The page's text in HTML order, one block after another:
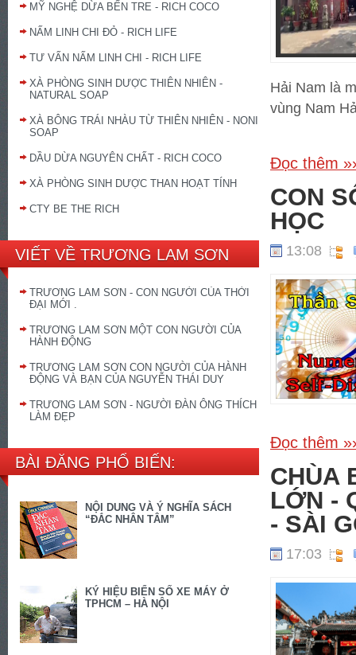
MỸ NGHỆ DỪA BẾN TRE - RICH COCO
NẤM LINH CHI ĐỎ - RICH LIFE
TƯ VẤN NẤM LINH CHI - RICH LIFE
XÀ PHÒNG SINH DƯỢC THIÊN NHIÊN -
NATURAL SOAP
XÀ BÔNG TRÁI NHÀU TỪ THIÊN NHIÊN - NONI
SOAP
DẦU DỪA NGUYÊN CHẤT - RICH COCO
XÀ PHÒNG SINH DƯỢC THAN HOẠT TÍNH
CTY BE THE RICH
VIẾT VỀ TRƯƠNG LAM SƠN
TRƯƠNG LAM SƠN - CON NGƯỜI CỦA THỜI
ĐẠI MỚI .
TRƯƠNG LAM SƠN MỘT CON NGƯỜI CỦA
HÀNH ĐỘNG
TRƯƠNG LAM SƠN CON NGƯỜI CỦA HÀNH
ĐỘNG VÀ BẠN CỦA NGUYỄN THÁI DUY
TRƯƠNG LAM SƠN - NGƯỜI ĐÀN ÔNG THÍCH
LÀM ĐẸP
BÀI ĐĂNG PHỔ BIẾN:
NỘI DUNG VÀ Ý NGHĨA SÁCH
“ĐẮC NHÂN TÂM”
KÝ HIỆU BIỂN SỐ XE MÁY Ở
TPHCM – HÀ NỘI
Hải Nam là
vùng Nam
Đọc thêm
CON
HỌC
13:08
Đọc thêm
CHÙA
LỚN -
- SÀI
17:03